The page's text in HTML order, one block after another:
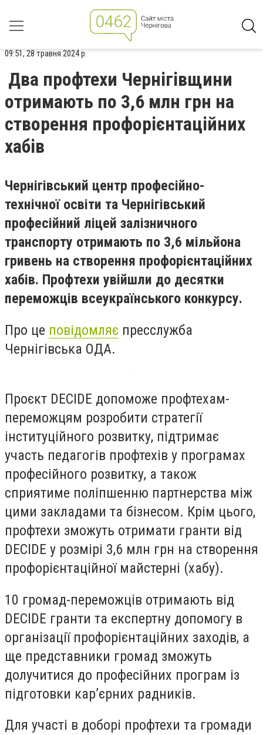
09:51, 28 травня 2024 р.
Два профтехи Чернігівщини
отримають по 3,6 млн грн на
створення профорієнтаційних
хабів
Чернігівський центр професійно-
технічної освіти та Чернігівський
професійний ліцей залізничного
транспорту отримають по 3,6 мільйона
гривень на створення профорієнтаційних
хабів. Профтехи увійшли до десятки
переможців всеукраїнського конкурсу.
Про це повідомляє пресслужба
Чернігівська ОДА.
Проєкт DECIDE допоможе профтехам-
переможцям розробити стратегії
інституційного розвитку, підтримає
участь педагогів профтехів у програмах
професійного розвитку, а також
сприятиме поліпшенню партнерства між
цими закладами та бізнесом. Крім цього,
профтехи зможуть отримати гранти від
DECIDE у розмірі 3,6 млн грн на створення
профорієнтаційної майстерні (хабу).
10 громад-переможців отримають від
DECIDE гранти та експертну допомогу в
організації профорієнтаційних заходів, а
ще представники громад зможуть
долучитися до професійних програм із
підготовки кар’єрних радників.
Для участі в доборі профтехи та громади